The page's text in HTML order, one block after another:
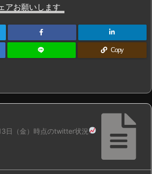
アお願いします
Copy
日（金）時点のtwitter状況